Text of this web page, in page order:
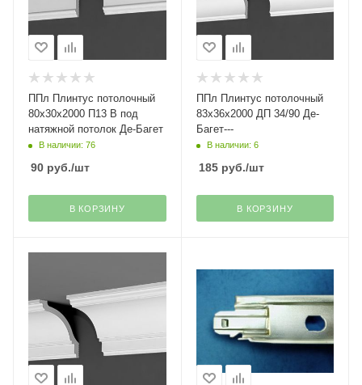
ППл Плинтус потолочный
80х30х2000 П13 В под
натяжной потолок Де-Багет
В наличии: 76
90 руб./шт
В КОРЗИНУ
ППл Плинтус потолочный
83х36х2000 ДП 34/90 Де-
Багет---
В наличии: 6
185руб./шт
В КОРЗИНУ